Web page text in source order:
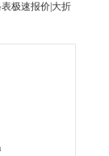
极速报价|大折